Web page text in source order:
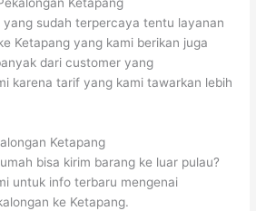
yang sudah terpercaya tentu layanan
Ketapang yang kami berikan juga
dari customer yang
karena tarif yang kami tawarkan lebih
Ketapang
bisa kirim barang ke luar pulau?
untuk info terbaru mengenai
ke Ketapang.